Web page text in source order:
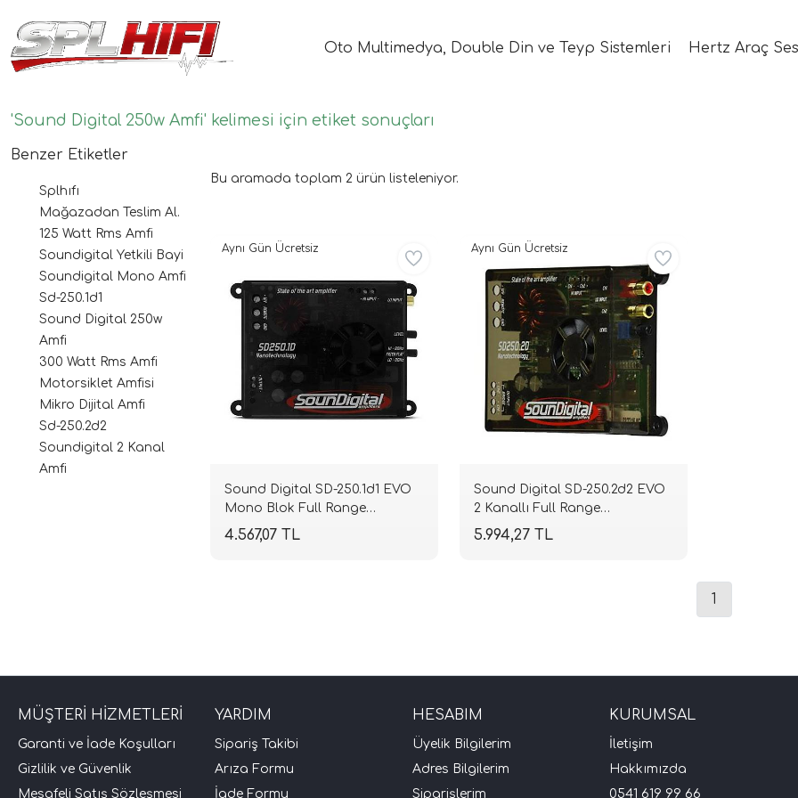
Oto Multimedya, Double Din ve Teyp Sistemleri Hertz Araç
'Sound Digital 250w Amfi' kelimesi için etiket sonuçları
Benzer Etiketler
Splhıfı
Mağazadan Teslim Al.
125 Watt Rms Amfi
Soundigital Yetkili Bayi
Soundigital Mono Amfi
Sd-250.1d1
Sound Digital 250w
Amfi
300 Watt Rms Amfi
Motorsiklet Amfisi
Mikro Dijital Amfi
Sd-250.2d2
Soundigital 2 Kanal
Amfi
Bu aramada toplam 2 ürün listeleniyor.
Sound Digital SD-250.1d1 EVO
Mono Blok Full Range
Amplifikatör | 1 Ohm 300W RMS
| SPLHIFI
4.567,07 TL
Aynı Gün Ücretsiz
Sound Digital SD-250.2d2 EVO
2 Kanallı Full Range
Amplifikatör | 2 Ohm 2x125W
RMS | 4 Ohm 2x85W RMS |
5.994,27 TL
Aynı Gün Ücretsiz
1
MÜŞTERİ HİZMETLERİ
Garanti ve İade Koşulları
Gizlilik ve Güvenlik
Mesafeli Satış Sözleşmesi
YARDIM
Sipariş Takibi
Arıza Formu
İade Formu
HESABIM
Üyelik Bilgilerim
Adres Bilgilerim
Siparişlerim
KURUMSAL
İletişim
Hakkımızda
0541 619 99 66